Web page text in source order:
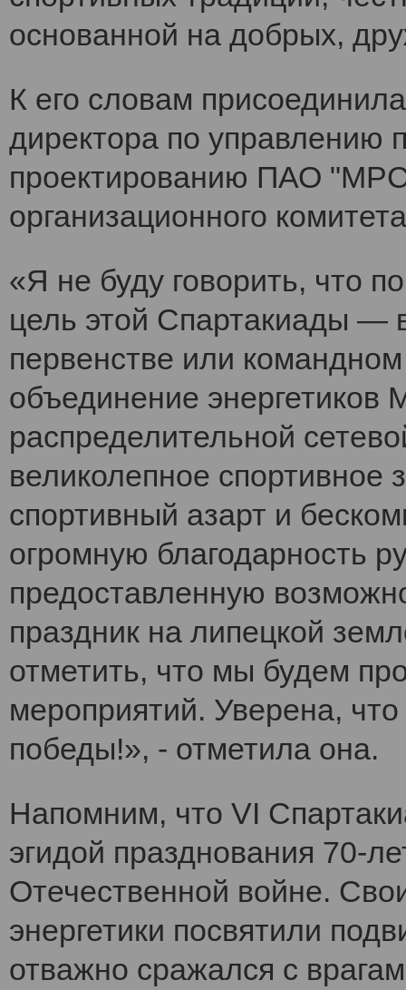
основанной на добрых,
К его словам
директора по управлению
проектированию ПАО
организационного
«Я не буду говорить, что
цель этой Спартакиады —
первенстве или
объединение энергетиков
распределительной
великолепное
спортивный азарт и
огромную благодарность
предоставленную
праздник на липецкой
отметить, что мы будем
мероприятий. Уверена,
победы!», - отметила она.
Напомним, что VI
эгидой празднования 70-
Отечественной войне.
энергетики посвятили
отважно сражался с